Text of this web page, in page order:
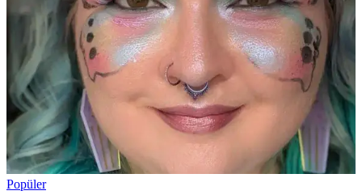
Popüler